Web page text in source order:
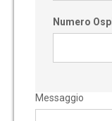
Numero
Messaggio